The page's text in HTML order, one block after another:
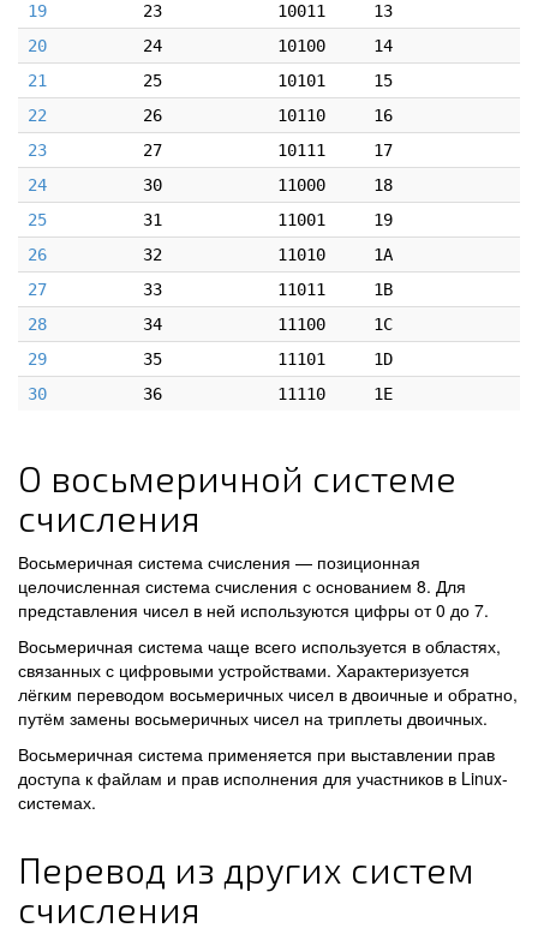
19
23 10011
13
20
24 10100
14
21
25 10101
15
22
26 10110
16
23
27 10111
17
24
30 11000
18
25
31 11001
19
26
32 11010
1A
27
33 11011
1B
28
34 11100
1C
29
35 11101
1D
30
36 11110 1E
О восьмеричной системе
счисления
Восьмеричная система счисления — позиционная
целочисленная система счисления с основанием 8. Для
представления чисел в ней используются цифры от 0 до 7.
Восьмеричная система чаще всего используется в областях,
связанных с цифровыми устройствами. Характеризуется
лёгким переводом восьмеричных чисел в двоичные и обратно,
путём замены восьмеричных чисел на триплеты двоичных.
Восьмеричная система применяется при выставлении прав
доступа к файлам и прав исполнения для участников в Linux-
системах.
Перевод из других систем
счисления